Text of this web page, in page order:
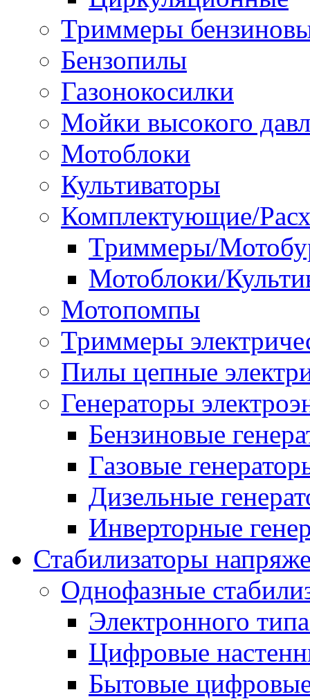
Триммеры
Бензопилы
Газонокосилки
Мойки высокого
Мотоблоки
Культиваторы
Комплектующие/
Триммеры/
Мотоблоки/
Мотопомпы
Триммеры
Пилы цепные
Генераторы
Бензиновые
Газовые
Дизельные
Инверторные
Стабилизаторы
Однофазные
Электронного
Цифровые
Бытовые